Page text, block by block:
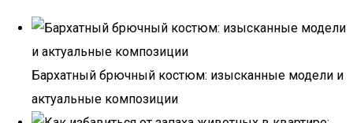
Бархатный брючный костюм: изысканные модели и
актуальные композиции